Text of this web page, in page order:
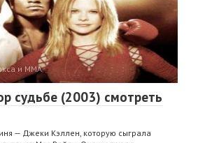
и ММА
судьбе (2003) смотреть
— Джеки Кэллен, которую сыграла